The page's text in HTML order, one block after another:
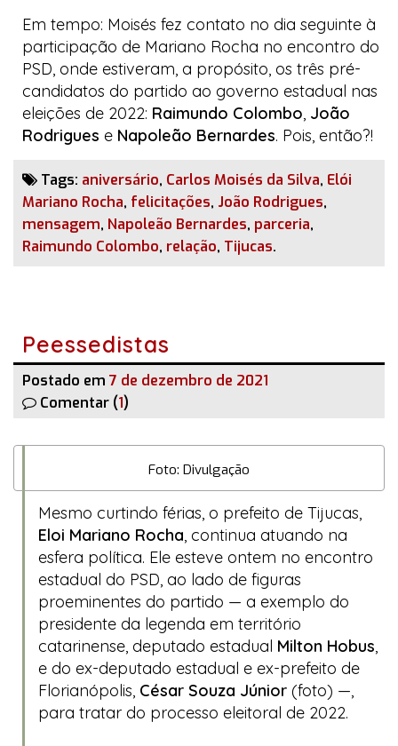
Em tempo: Moisés fez contato no dia seguinte à
participação de Mariano Rocha no encontro do
PSD, onde estiveram, a propósito, os três pré-
candidatos do partido ao governo estadual nas
eleições de 2022: Raimundo Colombo, João
Rodrigues e Napoleão Bernardes. Pois, então?!
Tags: aniversário, Carlos Moisés da Silva, Elói
Mariano Rocha, felicitações, João Rodrigues,
mensagem, Napoleão Bernardes, parceria,
Raimundo Colombo, relação, Tijucas.
Peessedistas
Postado em 7 de dezembro de 2021
Comentar (1)
Foto: Divulgação
Mesmo curtindo férias, o prefeito de Tijucas,
Eloi Mariano Rocha, continua atuando na
esfera política. Ele esteve ontem no encontro
estadual do PSD, ao lado de figuras
proeminentes do partido — a exemplo do
presidente da legenda em território
catarinense, deputado estadual Milton Hobus,
e do ex-deputado estadual e ex-prefeito de
Florianópolis, César Souza Júnior (foto) —,
para tratar do processo eleitoral de 2022.